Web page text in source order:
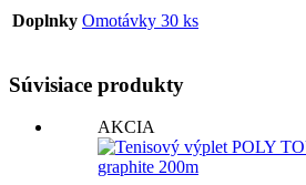
Doplnky Omotávky 30 ks
Súvisiace produkty
AKCIA